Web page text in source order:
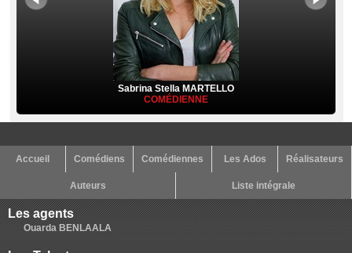
Sabrina Stella MARTELLO
COMÉDIENNE
Accueil Comédiens Comédiennes Les Ados Réalisateurs
Auteurs Liste intégrale
Les agents
Ouarda BENLAALA